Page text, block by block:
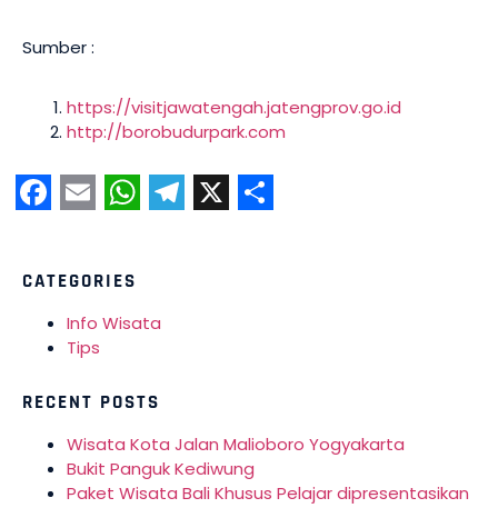
Sumber :
https://visitjawatengah.jatengprov.go.id
http://borobudurpark.com
Facebook
Email
WhatsApp
Telegram
X Share
CATEGORIES
Info Wisata
Tips
RECENT POSTS
Wisata Kota Jalan Malioboro Yogyakarta
Bukit Panguk Kediwung
Paket Wisata Bali Khusus Pelajar dipresentasikan